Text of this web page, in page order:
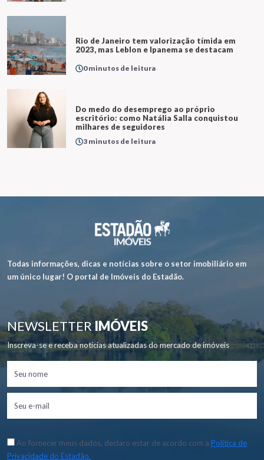
Rio de Janeiro tem valorização tímida em
2023, mas Leblon e Ipanema se destacam
0 minutos de leitura
Do medo do desemprego ao próprio
escritório: como Natália Salla conquistou
milhares de seguidores
3 minutos de leitura
Todas informações, dicas e notícias sobre o setor imobiliário em
um único lugar! O portal de Imóveis do Estadão.
NEWSLETTERIMÓVEIS
Inscreva-se e receba notícias atualizadas do mercado de imóveis
Ao fornecer meus dados, declaro estar de acordo com a Política de
Privacidade do Estadão.